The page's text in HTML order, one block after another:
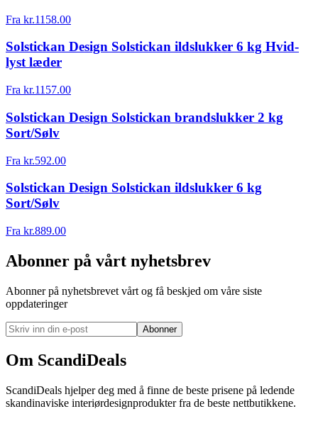
Fra kr.1158.00
Solstickan Design Solstickan ildslukker 6 kg Hvid-
lyst læder
Fra kr.1157.00
Solstickan Design Solstickan brandslukker 2 kg
Sort/Sølv
Fra kr.592.00
Solstickan Design Solstickan ildslukker 6 kg
Sort/Sølv
Fra kr.889.00
Abonner på vårt nyhetsbrev
Abonner på nyhetsbrevet vårt og få beskjed om våre siste
oppdateringer
Abonner
Om ScandiDeals
ScandiDeals hjelper deg med å finne de beste prisene på ledende
skandinaviske interiørdesignprodukter fra de beste nettbutikkene.